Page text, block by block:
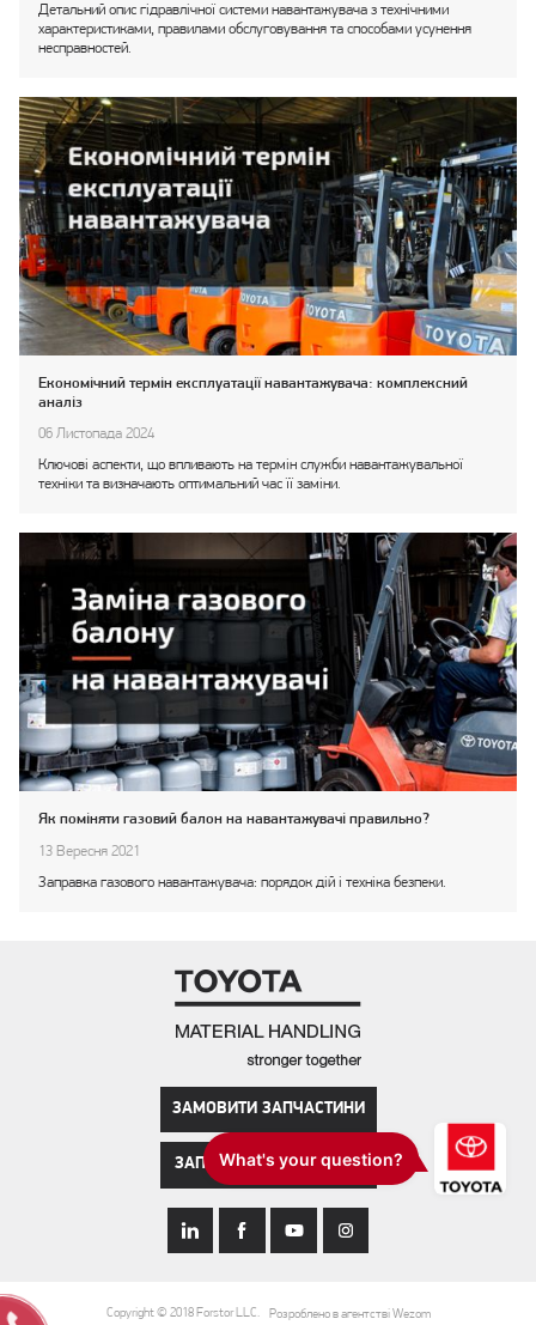
Детальний опис гідравлічної системи навантажувача з технічними
характеристиками, правилами обслуговування та способами усунення
несправностей.
Економічний термін експлуатації навантажувача: комплексний
аналіз
06 Листопада 2024
Ключові аспекти, що впливають на термін служби навантажувальної
техніки та визначають оптимальний час її заміни.
Як поміняти газовий балон на навантажувачі правильно?
13 Вересня 2021
Заправка газового навантажувача: порядок дій і техніка безпеки.
ЗАМОВИТИ ЗАПЧАСТИНИ
ЗАПИСАТИСЯ НА СЕРВІС
Copyright © 2018 Forstor LLC. Розроблено в агентстві Wezom